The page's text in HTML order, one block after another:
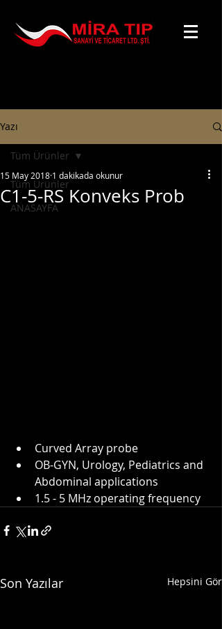
Yazı
Tüm Ürünler
ANASAYFA
Tüm Ürünler
C1-5-RS Konveks Prob
15 May 2018 1 dakikada okunur
Curved Array probe
OB-GYN, Urology, Pediatrics and
Abdominal applications
1.5 - 5 MHz operating frequency
Son Yazılar Hepsini Gör